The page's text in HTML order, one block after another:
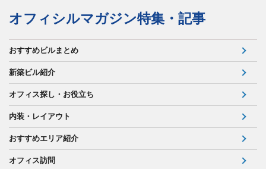
オフィシルマガジン特集・記事
おすすめビルまとめ
新築ビル紹介
オフィス探し・お役立ち
内装・レイアウト
おすすめエリア紹介
オフィス訪問